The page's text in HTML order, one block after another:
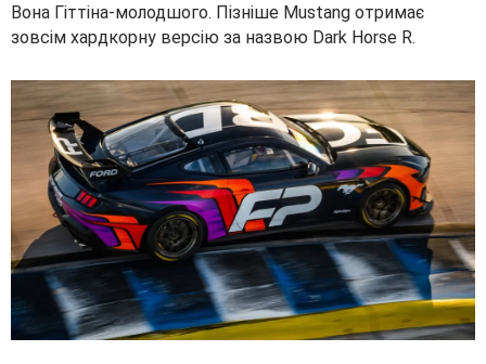
Вона Гіттіна-молодшого. Пізніше Mustang отримає
зовсім хардкорну версію за назвою Dark Horse R.